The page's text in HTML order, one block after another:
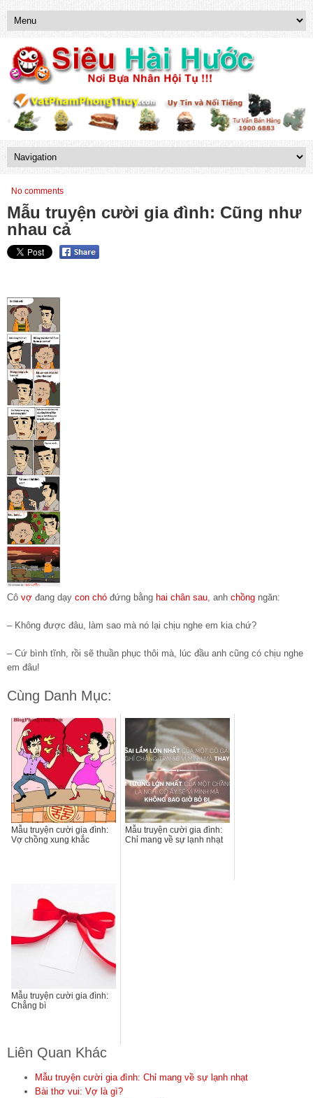
No comments
Mẫu truyện cười gia đình: Cũng như
nhau cả
Cô vợ đang dạy con chó đứng bằng hai chân sau , anh chồng ngăn:
– Không được đâu, làm sao mà nó lại chịu nghe em kia chứ?
– Cứ bình tĩnh, rồi sẽ thuần phục thôi mà, lúc đầu anh cũng có chịu nghe
em đâu!
Cùng Danh Mục:
Mẫu truyện cười gia đình:
Vợ chồng xung khắc
Mẫu truyện cười gia đình:
Chỉ mang về sự lạnh nhạt
Mẫu truyện cười gia đình:
Chẳng bì
Liên Quan Khác
Mẫu truyện cười gia đình: Chỉ mang về sự lạnh nhạt
Bài thơ vui: Vợ là gì?